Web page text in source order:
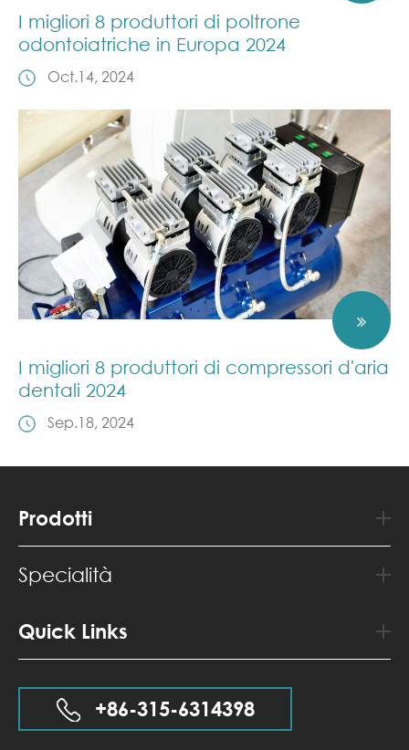
I migliori 8 produttori di poltrone
odontoiatriche in Europa 2024
Oct.14, 2024
I migliori 8 produttori di compressori d'aria
dentali 2024
Sep.18, 2024
Prodotti
Specialità
Quick Links
+86-315-6314398